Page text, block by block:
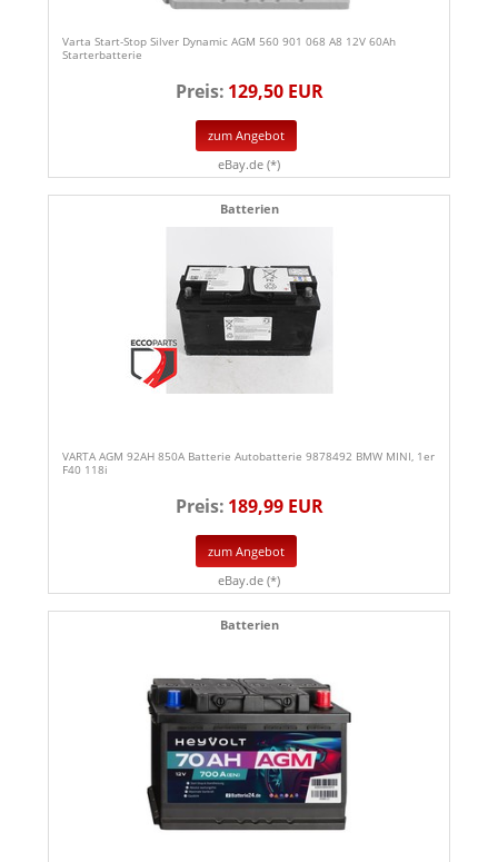
Varta Start-Stop Silver Dynamic AGM 560 901 068 A8 12V 60Ah
Starterbatterie
Preis: 129,50 EUR
zum Angebot
eBay.de (*)
Batterien
VARTA AGM 92AH 850A Batterie Autobatterie 9878492 BMW MINI, 1er
F40 118i
Preis: 189,99 EUR
zum Angebot
eBay.de (*)
Batterien